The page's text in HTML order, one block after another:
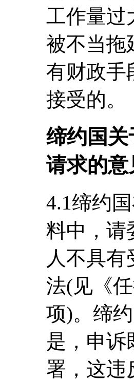
工作量过
被不当拖
有财政手
接受的。
缔约国
请求的意
4.1缔约
料中，请
人不具
法(见《
项)。缔
是，申诉
署，这违